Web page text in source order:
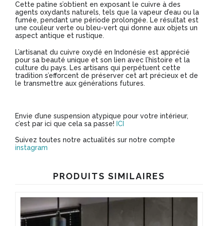
Cette patine s’obtient en exposant le cuivre à des
agents oxydants naturels, tels que la vapeur d’eau ou la
fumée, pendant une période prolongée. Le résultat est
une couleur verte ou bleu-vert qui donne aux objets un
aspect antique et rustique.
L’artisanat du cuivre oxydé en Indonésie est apprécié
pour sa beauté unique et son lien avec l’histoire et la
culture du pays. Les artisans qui perpétuent cette
tradition s’efforcent de préserver cet art précieux et de
le transmettre aux générations futures.
Envie d’une suspension atypique pour votre intérieur,
c’est par ici que cela sa passe! ICI
Suivez toutes notre actualités sur notre compte
instagram
PRODUITS SIMILAIRES